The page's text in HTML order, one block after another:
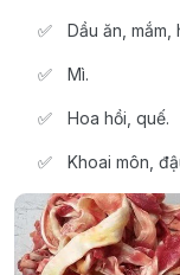
Dầu ăn,
Mì.
Hoa hồi, quế.
Khoai môn,